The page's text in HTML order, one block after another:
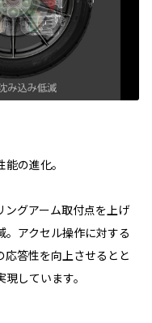
の進化。
ングアーム取付点を上げ
アクセル操作に対する
答性を向上させるとと
しています。